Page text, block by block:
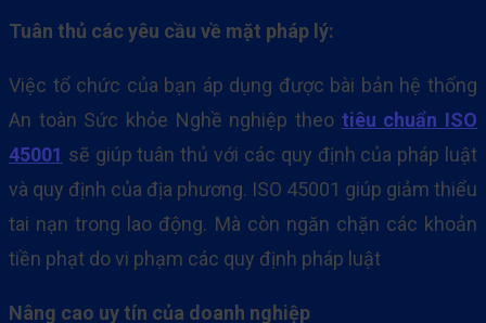
Tuân thủ các yêu cầu về mặt pháp lý:
Việc tổ chức của bạn áp dụng được bài bản hệ thống
An toàn Sức khỏe Nghề nghiệp theo tiêu chuẩn ISO
45001 sẽ giúp tuân thủ với các quy định của pháp luật
và quy định của địa phương. ISO 45001 giúp giảm thiểu
tai nạn trong lao động. Mà còn ngăn chặn các khoản
tiền phạt do vi phạm các quy định pháp luật
Nâng cao uy tín của doanh nghiệp